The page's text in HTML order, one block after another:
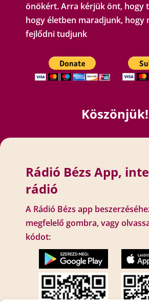
önökért. Arra kérjük önt, hogy
hogy életben maradjunk, hogy
fejlődni tudjunk
Köszönjük!
Rádió Bézs App,
rádió
A Rádió Bézs app
megfelelő gombra, vagy
kódot: